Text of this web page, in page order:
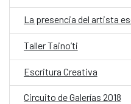
La presencia del artista
Taller Taino’ti
Escritura Creativa
Circuito de Galerías 2018